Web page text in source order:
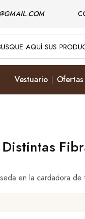
Vestuario Ofertas
en la cardadora de